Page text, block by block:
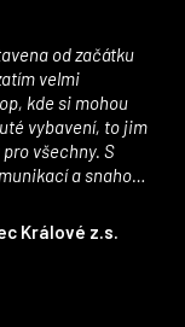
Králové z.s.
velmi
kde si mohou
vybavení, to jim
všechny. S
a snahou
pokračovat
;)